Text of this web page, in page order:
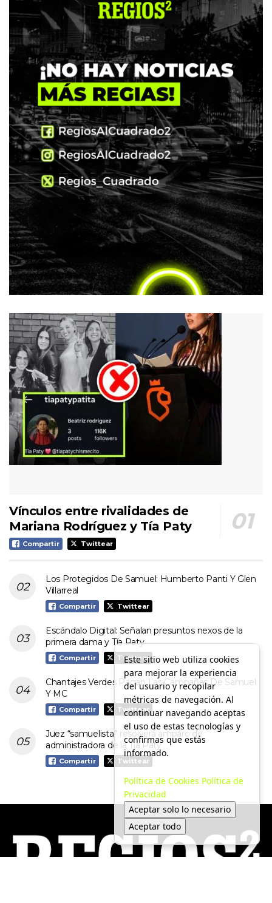
Vínculos entre rivalidades de
Mariana Rodríguez y Tía Paty
Compartir Twittear
Los Protegidos De Samuel: Humberto Panti Y Glen
Villarreal
Compartir Twittear
Escándalo Digital: Señalan presuntos nexos de la
primera dama y Tía Paty
Compartir Twittear
Chantajes Verdes Pagan Las Campañas De Samuel
Y MC
Compartir Twittear
Juez “samuelista” resolverá amparo de
administradora de la Tía Paty
Compartir Twittear
Este sitio web utiliza cookies
para mejorar la experiencia
del usuario y recopilar
métricas de navegación. Al
continuar navegando aceptas
el uso de estas tecnologías y
confirmas que estás
informado.
Política de Cookies Política de
Privacidad
Aceptar solo lo necesario
Aceptar todo